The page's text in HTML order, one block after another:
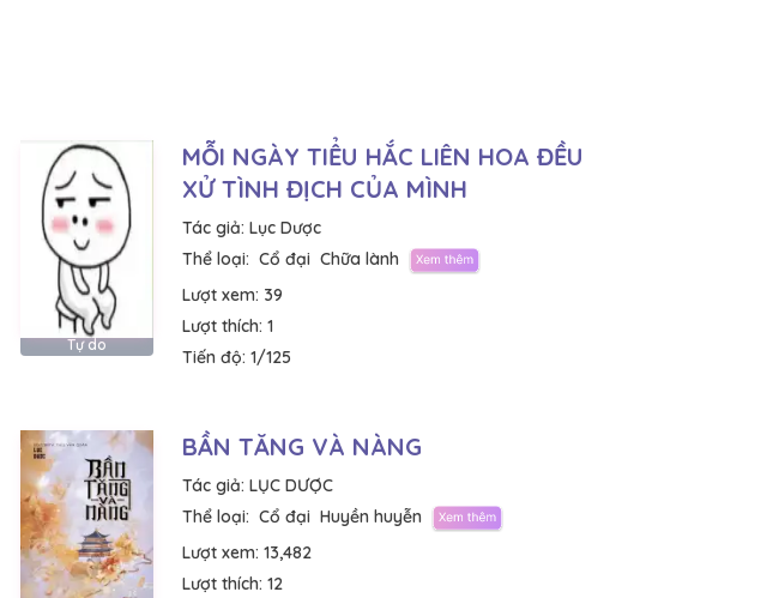
Tự do
MỖI NGÀY TIỂU HẮC LIÊN HOA ĐỀU
XỬ TÌNH ĐỊCH CỦA MÌNH
Tác giả: Lục Dược
Thể loại: Cổ đại Chữa lành
Lượt xem: 39
Lượt thích: 1
Tiến độ: 1/125
BẦN TĂNG VÀ NÀNG
Tác giả: LỤC DƯỢC
Thể loại: Cổ đại Huyền huyễn
Lượt xem: 13,482
Lượt thích: 12